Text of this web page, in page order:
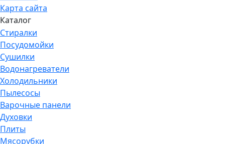
Карта сайта
Каталог
Стиралки
Посудомойки
Сушилки
Водонагреватели
Холодильники
Пылесосы
Варочные панели
Духовки
Плиты
Мясорубки